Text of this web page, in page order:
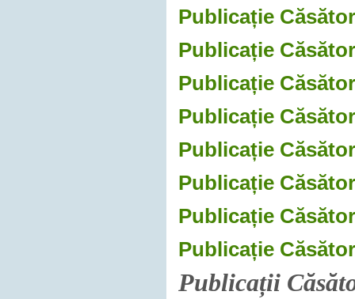
Publicație
Publicație
Publicație
Publicație
Publicație
Publicație
Publicație
Publicație
Publicații